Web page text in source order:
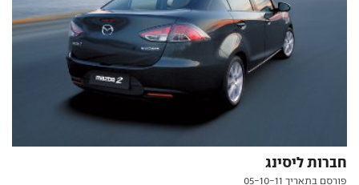
חברות ליסינג
פורסם בתאריך 05-10-11